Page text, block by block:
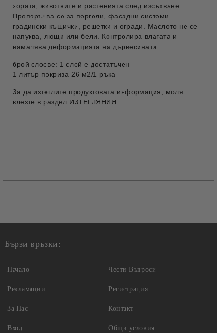
хората, животните и растенията след изсъхване.
Препоръчва се за перголи, фасадни системи,
градински къщички, решетки и огради. Маслото не се
напуква, лющи или бели. Контролира влагата и
намалява деформацията на дървесината.
брой слоеве: 1 слой е достатъчен
1 литър покрива 26 м2/1 ръка
За да изтеглите продуктовата информация, моля
влезте в раздел ИЗТЕГЛЯНИЯ
Бързи връзки:
Начало
Рекламации
За Нас
Вход
Чести Въпроси
Регистрация
Контакт
Общи условия